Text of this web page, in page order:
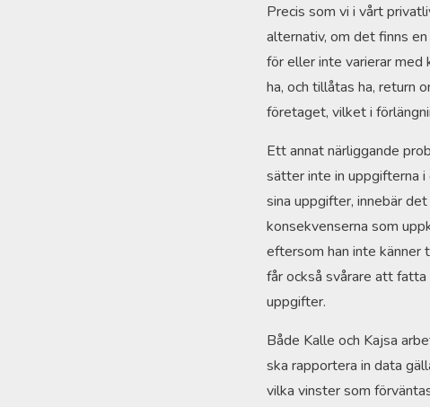
Precis som vi i vårt
alternativ, om det finns
för eller inte varierar med
ha, och tillåtas ha, return
företaget, vilket i
Ett annat närliggande
sätter inte in uppgifterna
sina uppgifter, innebär
konsekvenserna som
eftersom han inte känner
får också svårare att
uppgifter.
Både Kalle och Kajsa
ska rapportera in data
vilka vinster som